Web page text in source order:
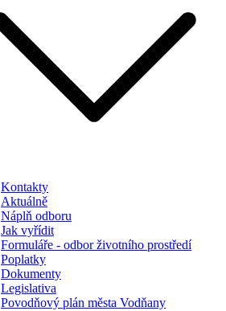
Kontakty
Aktuálně
Náplň odboru
Jak vyřídit
Formuláře - odbor životního prostředí
Poplatky
Dokumenty
Legislativa
Povodňový plán města Vodňany